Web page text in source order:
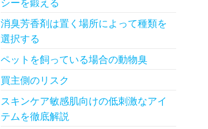
消臭芳香剤は置く場所によって種類を
選択する
ペットを飼っている場合の動物臭
買主側のリスク
スキンケア敏感肌向けの低刺激なアイ
テムを徹底解説